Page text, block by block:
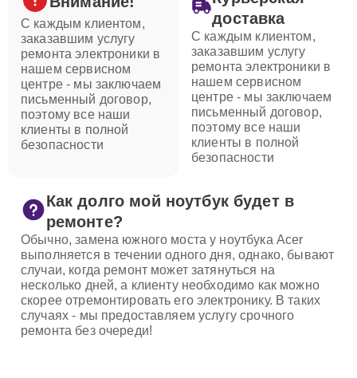
С каждым клиентом,
заказавшим услугу
ремонта электроники в
нашем сервисном
центре - мы заключаем
письменный договор,
поэтому все наши
клиенты в полной
безопасности
доставка
С каждым клиентом,
заказавшим услугу
ремонта электроники в
нашем сервисном
центре - мы заключаем
письменный договор,
поэтому все наши
клиенты в полной
безопасности
Как долго мой ноутбук будет в
ремонте?
Обычно, замена южного моста у ноутбука Acer
выполняется в течении одного дня, однако, бывают
случаи, когда ремонт может затянуться на
несколько дней, а клиенту необходимо как можно
скорее отремонтировать его электронику. В таких
случаях - мы предоставляем услугу срочного
ремонта без очереди!